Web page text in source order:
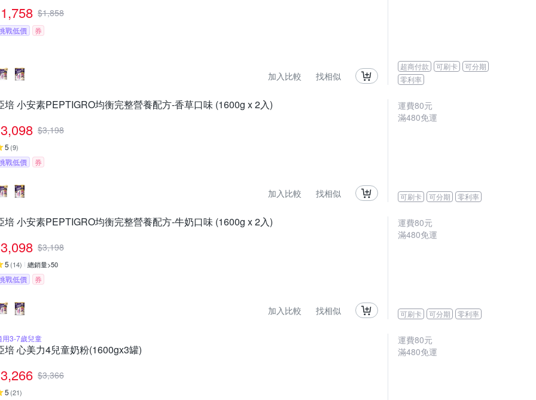
1,758 $1,858
戰低價 券
加入比較 找相似
超商付款 可刷卡
可分期
零利率
培 小安素PEPTIGRO均衡完整營養配方-香草口味 (1600g x 2入)
3,098 $3,198
5 (9)
戰低價 券
加入比較 找相似
運費80元
滿480免運
可刷卡 可分期 零利率
培 小安素PEPTIGRO均衡完整營養配方-牛奶口味 (1600g x 2入)
3,098 $3,198
5 (14) 總銷量>50
戰低價 券
加入比較 找相似
運費80元
滿480免運
可刷卡 可分期 零利率
用3-7歲兒童
培 心美力4兒童奶粉(1600gx3罐)
3,266 $3,366
5 (21)
運費80元
滿480免運